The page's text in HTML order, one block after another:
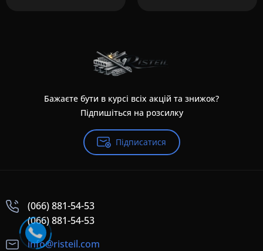
Бажаєте бути в курсі всіх акцій та знижок?
Підпишіться на розсилку
Підписатися
(066) 881-54-53
(066) 881-54-53
info@risteil.com